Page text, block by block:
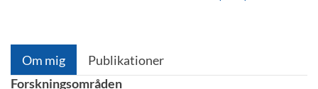
Om mig
Publikationer
Forskningsområden